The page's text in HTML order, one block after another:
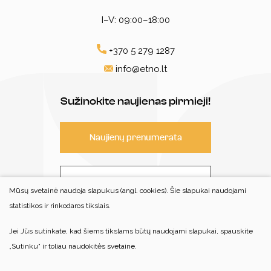
I–V: 09:00–18:00
+370 5 279 1287
info@etno.lt
Sužinokite naujienas pirmieji!
Naujienų prenumerata
© 2022 Visos teisės saugomos
Centro patalpos nėra pritaikytos savarankiškam neįgaliųjų
Mūsų svetainė naudoja slapukus (angl. cookies). Šie slapukai naudojami
statistikos ir rinkodaros tikslais.
Jei Jūs sutinkate, kad šiems tikslams būtų naudojami slapukai, spauskite
„Sutinku“ ir toliau naudokitės svetaine.